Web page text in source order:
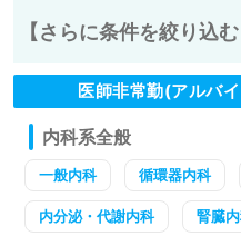
【さらに条件を絞り込む
医師非常勤(アルバ
内科系全般
一般内科 循環器内科
内分泌・代謝内科 腎臓